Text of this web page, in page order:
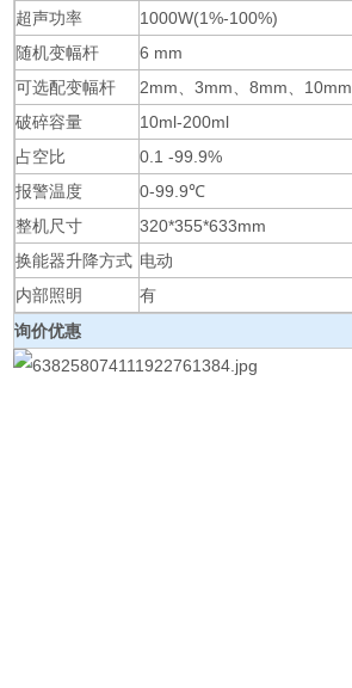
超声功率
1000W(1%-100%)
随机变幅杆
6 mm
可选配变幅杆
2mm、3mm、8mm、10mm
破碎容量
10ml-200ml
占空比
0.1 -99.9%
报警温度
0-99.9℃
整机尺寸
320*355*633mm
换能器升降方式 电动
内部照明
有
询价优惠